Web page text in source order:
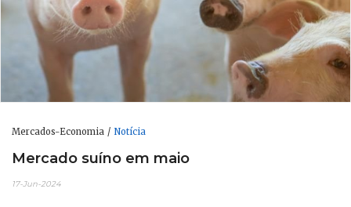
Mercados-Economia Notícia
Mercado suíno em maio
17-Jun-2024